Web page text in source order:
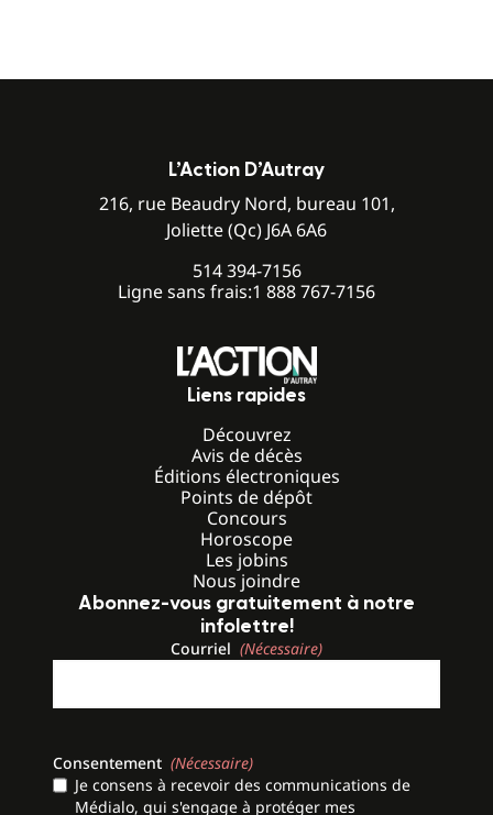
L’Action D’Autray
216, rue Beaudry Nord, bureau 101,
Joliette (Qc) J6A 6A6
514 394-7156
Ligne sans frais:1 888 767-7156
Liens rapides
Découvrez
Avis de décès
Éditions électroniques
Points de dépôt
Concours
Horoscope
Les jobins
Nous joindre
Abonnez-vous gratuitement à notre
infolettre!
Courriel (Nécessaire)
Consentement (Nécessaire)
Je consens à recevoir des communications de
Médialo, qui s'engage à protéger mes